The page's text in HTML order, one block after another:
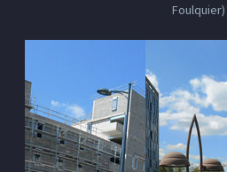
Foulquier)